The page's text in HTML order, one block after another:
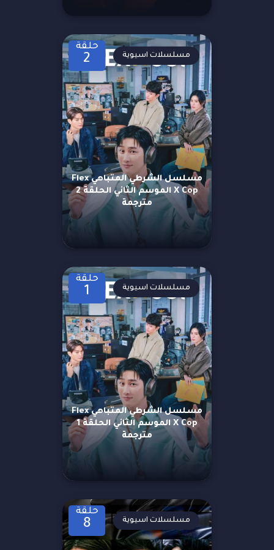
حلقة
2
مسلسل الشرطي المتباهي Flex
X Cop الموسم الثاني الحلقة 2
مترجمة
مسلسلات اسيوية
حلقة
1
مسلسل الشرطي المتباهي Flex
X Cop الموسم الثاني الحلقة 1
مترجمة
مسلسلات اسيوية
حلقة
8 مسلسلات اسيوية